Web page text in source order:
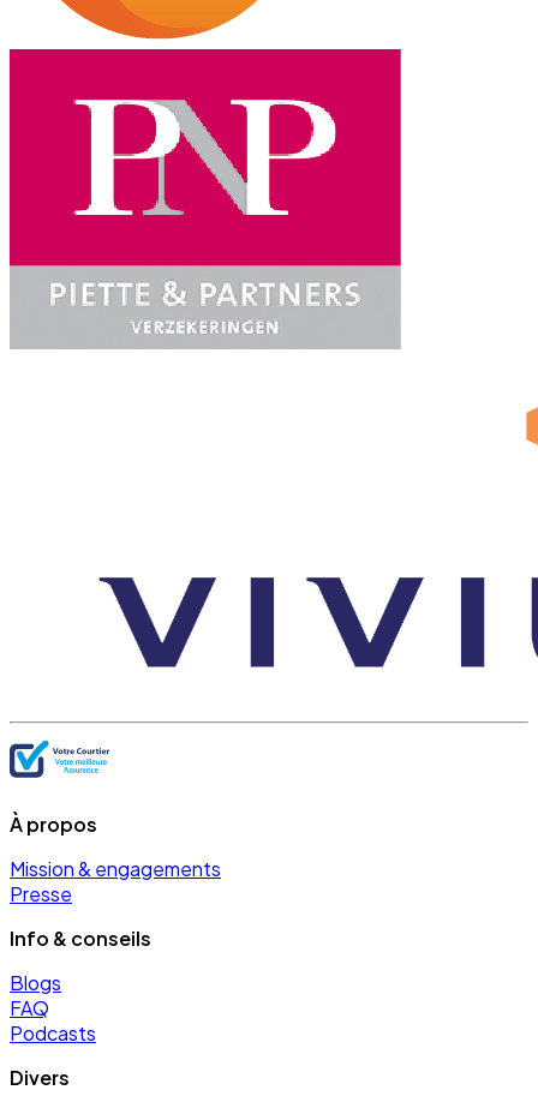
À propos
Mission & engagements
Presse
Info & conseils
Blogs
FAQ
Podcasts
Divers